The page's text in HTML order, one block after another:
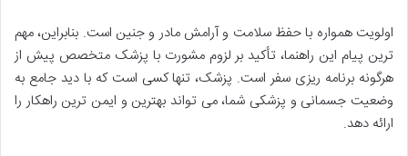
اولویت همواره با حفظ سلامت و آرامش مادر و جنین است. بنابراین، مهم
ترین پیام این راهنما، تأکید بر لزوم مشورت با پزشک متخصص پیش از
هرگونه برنامه ریزی سفر است. پزشک، تنها کسی است که با دید جامع به
وضعیت جسمانی و پزشکی شما، می تواند بهترین و ایمن ترین راهکار را
ارائه دهد.